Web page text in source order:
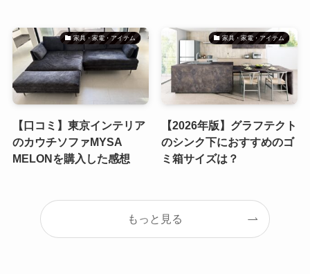
家具・家電・アイテム
【口コミ】東京インテリア
のカウチソファMYSA
MELONを購入した感想
家具・家電・アイテム
【2026年版】グラフテクト
のシンク下におすすめのゴ
ミ箱サイズは？
もっと見る